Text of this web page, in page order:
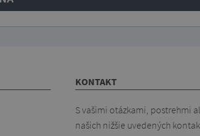
KONTAKT
S vašimi otázkami, postrehmi
našich nižšie uvedených